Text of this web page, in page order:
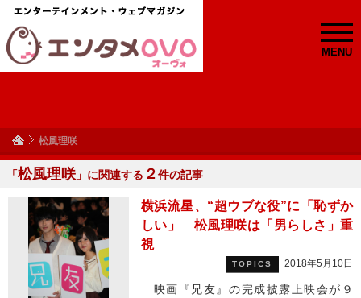
MENU
松風理咲
「松風理咲 」に関連する ２件の記事
横浜流星、“超ウブな役”に「恥ずか
しい」 松風理咲は「男らしさ」重
視
TOPICS 2018年5月10日
映画『兄友』の完成披露上映会が９